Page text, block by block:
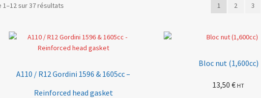
1–12 sur 37 résultats 1 2 3
A110 / R12 Gordini 1596 & 1605cc –
Reinforced head gasket
Bloc nut (1,600cc)
13,50€ HT